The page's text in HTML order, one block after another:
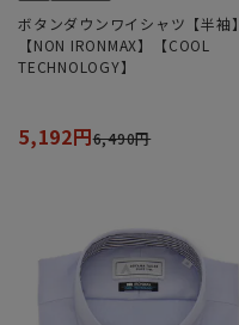
ボタンダウンワイシャツ【半袖】
【NON IRONMAX】【COOL
TECHNOLOGY】
5,192円6,490円